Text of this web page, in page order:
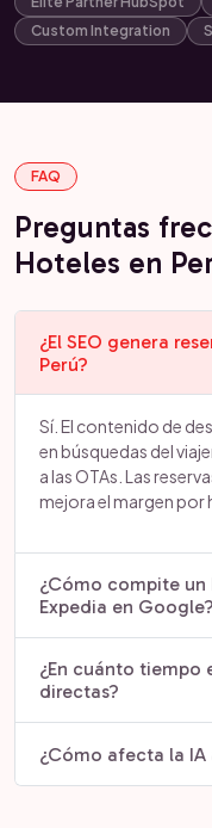
Custom Integration
FAQ
Preguntas
Hoteles en
¿El SEO genera
Perú?
Sí. El contenido de
en búsquedas del
a las OTAs. Las
mejora el margen por
¿Cómo compite
Expedia en Google?
¿En cuánto tiempo
directas?
¿Cómo afecta la IA